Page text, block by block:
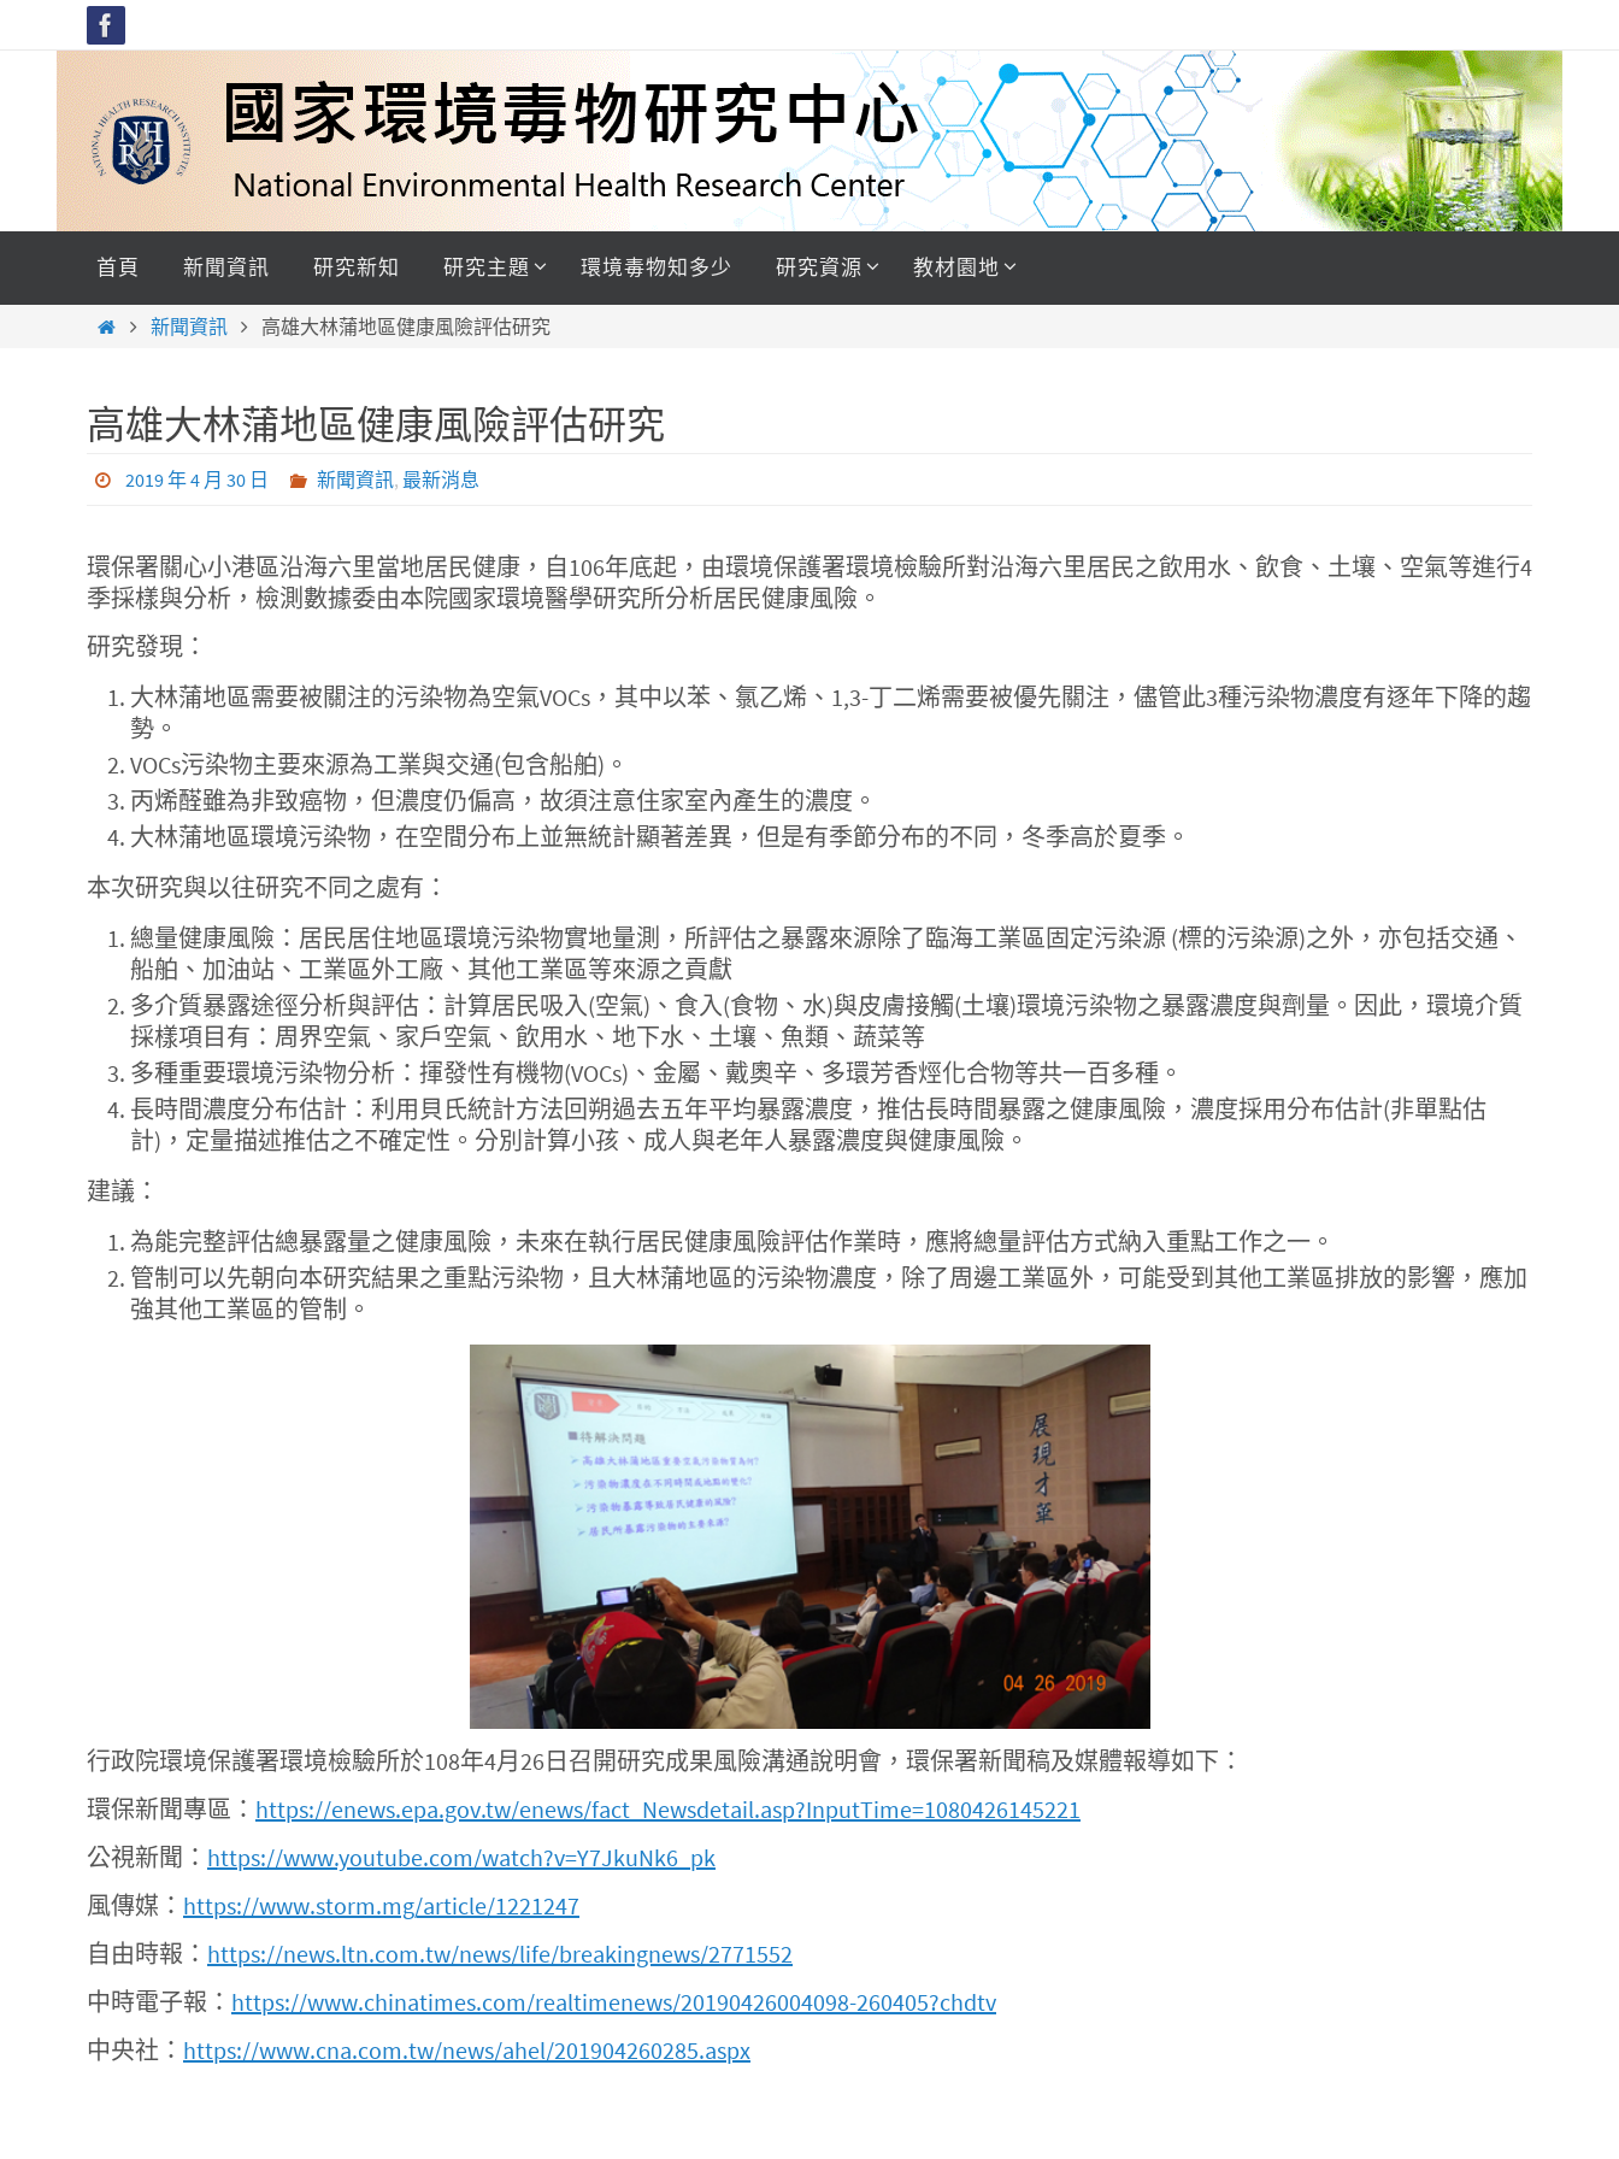
content
首頁 新聞資訊 研究新知 研究主題 環境毒物知多少 研究資源 教材園地
Home新聞資訊 高雄大林蒲地區健康風險評估研究
高雄大林蒲地區健康風險評估研究
2019 年 4 月 30 日 新聞資訊, 最新消息
環保署關心小港區沿海六里當地居民健康，自106年底起，由環境保護署環境檢驗所對沿海六里居民之飲用水、飲食、土壤、空氣等進行4
季採樣與分析，檢測數據委由本院國家環境醫學研究所分析居民健康風險。
研究發現：
大林蒲地區需要被關注的污染物為空氣VOCs，其中以苯、氯乙烯、1,3-丁二烯需要被優先關注，儘管此3種污染物濃度有逐年下降的趨
勢。
VOCs污染物主要來源為工業與交通(包含船舶)。
丙烯醛雖為非致癌物，但濃度仍偏高，故須注意住家室內產生的濃度。
大林蒲地區環境污染物，在空間分布上並無統計顯著差異，但是有季節分布的不同，冬季高於夏季。
本次研究與以往研究不同之處有：
總量健康風險：居民居住地區環境污染物實地量測，所評估之暴露來源除了臨海工業區固定污染源 (標的污染源)之外，亦包括交通、
船舶、加油站、工業區外工廠、其他工業區等來源之貢獻
多介質暴露途徑分析與評估：計算居民吸入(空氣)、食入(食物、水)與皮膚接觸(土壤)環境污染物之暴露濃度與劑量。因此，環境介質
採樣項目有：周界空氣、家戶空氣、飲用水、地下水、土壤、魚類、蔬菜等
多種重要環境污染物分析：揮發性有機物(VOCs)、金屬、戴奧辛、多環芳香烴化合物等共一百多種。
長時間濃度分布估計：利用貝氏統計方法回朔過去五年平均暴露濃度，推估長時間暴露之健康風險，濃度採用分布估計(非單點估
計)，定量描述推估之不確定性。分別計算小孩、成人與老年人暴露濃度與健康風險。
建議：
為能完整評估總暴露量之健康風險，未來在執行居民健康風險評估作業時，應將總量評估方式納入重點工作之一。
管制可以先朝向本研究結果之重點污染物，且大林蒲地區的污染物濃度，除了周邊工業區外，可能受到其他工業區排放的影響，應加
強其他工業區的管制。
行政院環境保護署環境檢驗所於108年4月26日召開研究成果風險溝通說明會，環保署新聞稿及媒體報導如下：
環保新聞專區： https://enews.epa.gov.tw/enews/fact_Newsdetail.asp?InputTime=1080426145221
公視新聞： https://www.youtube.com/watch?v=Y7JkuNk6_pk
風傳媒： https://www.storm.mg/article/1221247
自由時報： https://news.ltn.com.tw/news/life/breakingnews/2771552
中時電子報： https://www.chinatimes.com/realtimenews/20190426004098-260405?chdtv
中央社： https://www.cna.com.tw/news/ahel/201904260285.aspx